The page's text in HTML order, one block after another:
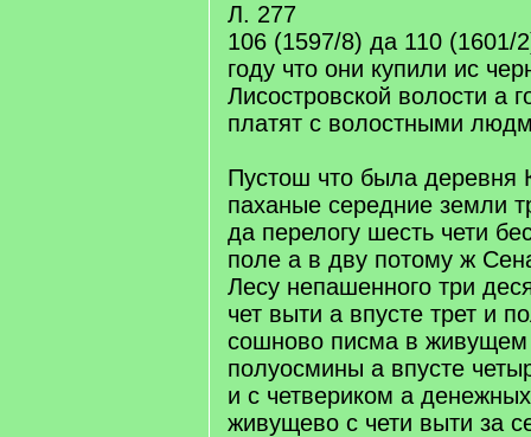
Л. 277
106 (1597/8) да 110 (1601/
году что они купили ис
Лисостровской волости а
платят с волостными
Пустош что была деревня
паханые середние земли
да перелогу шесть чети
поле а в дву потому ж
Лесу непашенного три
чет выти а впусте трет и
сошново писма в живущем
полуосмины а впусте
и с четвериком а
живущево с чети выти за